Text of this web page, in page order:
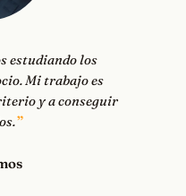
estudiando los
Mi trabajo es
y a conseguir